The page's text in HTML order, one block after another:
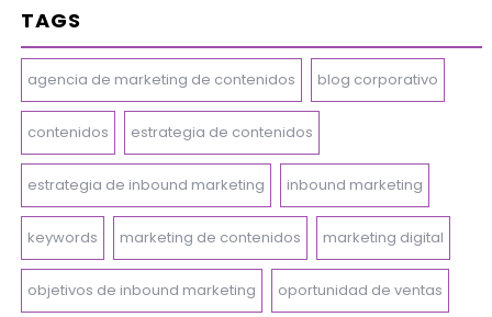
TAGS
agencia de marketing de contenidos blog corporativo
contenidos estrategia de contenidos
estrategia de inbound marketing inbound marketing
keywords marketing de contenidos marketing digital
objetivos de inbound marketing oportunidad de ventas